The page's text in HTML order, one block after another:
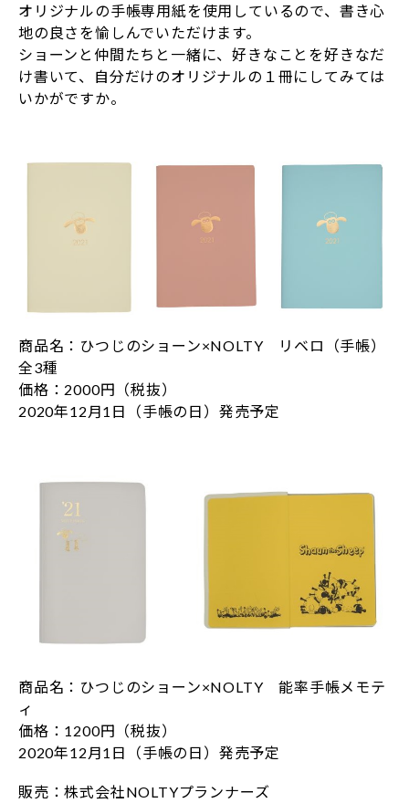
オリジナルの手帳専用紙を使用しているので、書き心
地の良さを愉しんでいただけます。
ショーンと仲間たちと一緒に、好きなことを好きなだ
け書いて、自分だけのオリジナルの１冊にしてみては
いかがですか。
商品名：ひつじのショーン×NOLTY リベロ（手帳）
全3種
価格：2000円（税抜）
2020年12月1日（手帳の日）発売予定
商品名：ひつじのショーン×NOLTY 能率手帳メモテ
ィ
価格：1200円（税抜）
2020年12月1日（手帳の日）発売予定
販売：株式会社NOLTYプランナーズ